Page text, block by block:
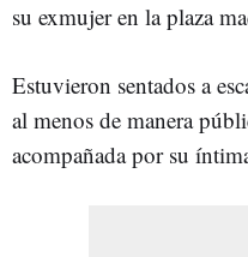
su exmujer en la plaza
Estuvieron sentados a
al menos de manera
acompañada por su